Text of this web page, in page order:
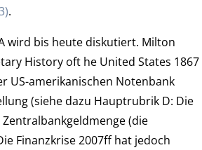
.
wird bis heute diskutiert. Milton
History oft he United States 1867
US-amerikanischen Notenbank
(siehe dazu Hauptrubrik D: Die
(die
Finanzkrise 2007ff hat jedoch